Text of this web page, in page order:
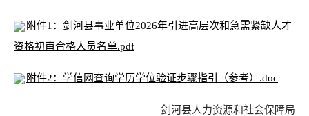
附件1：剑河县事业单位2026年引进高层次和急需紧缺人才
资格初审合格人员名单.pdf
附件2：学信网查询学历学位验证步骤指引（参考）.doc
剑河县人力资源和社会保障局